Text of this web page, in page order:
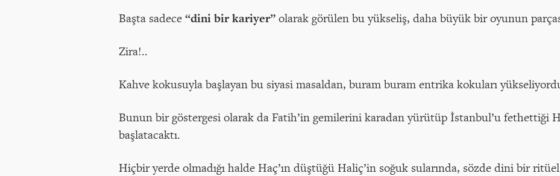
Başta sadece“dini bir kariyer”olarak görülen bu yükseliş, daha büyük bir oyunun
Zira!..
Kahve kokusuyla başlayan bu siyasi masaldan, buram buram entrika kokuları
Bunun bir göstergesi olarak da Fatih’in gemilerini karadan yürütüp İstanbul’u fethettiği
başlatacaktı.
Hiçbir yerde olmadığı halde Haç’ın düştüğü Haliç’in soğuk sularında, sözde dini bir